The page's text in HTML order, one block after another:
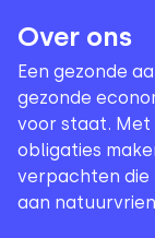
Over ons
Een gezonde
gezonde
voor staat. Met
obligaties
verpachten die
aan